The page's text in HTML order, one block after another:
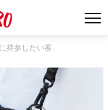
持参したい蓄…